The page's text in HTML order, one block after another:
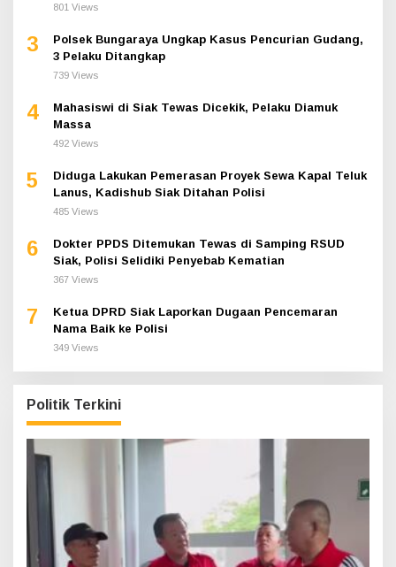
801 Views
3
Polsek Bungaraya Ungkap Kasus Pencurian Gudang,
3 Pelaku Ditangkap
739 Views
4
Mahasiswi di Siak Tewas Dicekik, Pelaku Diamuk
Massa
492 Views
5
Diduga Lakukan Pemerasan Proyek Sewa Kapal Teluk
Lanus, Kadishub Siak Ditahan Polisi
485 Views
6
Dokter PPDS Ditemukan Tewas di Samping RSUD
Siak, Polisi Selidiki Penyebab Kematian
367 Views
7
Ketua DPRD Siak Laporkan Dugaan Pencemaran
Nama Baik ke Polisi
349 Views
Politik Terkini